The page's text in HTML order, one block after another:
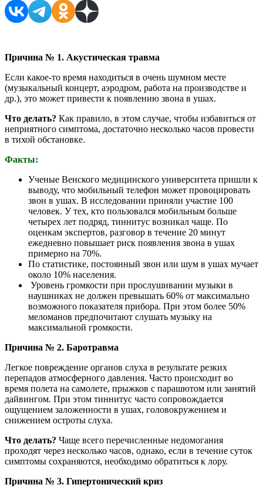
Причина № 1. Акустическая травма
Если какое-то время находиться в очень шумном месте
(музыкальный концерт, аэродром, работа на производстве и
др.), это может привести к появлению звона в ушах.
Что делать? Как правило, в этом случае, чтобы избавиться от
неприятного симптома, достаточно несколько часов провести
в тихой обстановке.
Факты:
Ученые Венского медицинского университета пришли к
выводу, что мобильный телефон может провоцировать
звон в ушах. В исследовании приняли участие 100
человек. У тех, кто пользовался мобильным больше
четырех лет подряд, тиннитус возникал чаще. По
оценкам экспертов, разговор в течение 20 минут
ежедневно повышает риск появления звона в ушах
примерно на 70%.
По статистике, постоянный звон или шум в ушах мучает
около 10% населения.
Уровень громкости при прослушивании музыки в
наушниках не должен превышать 60% от максимально
возможного показателя прибора. При этом более 50%
меломанов предпочитают слушать музыку на
максимальной громкости.
Причина № 2. Баротравма
Легкое повреждение органов слуха в результате резких
перепадов атмосферного давления. Часто происходит во
время полета на самолете, прыжков с парашютом или занятий
дайвингом. При этом тиннитус часто сопровождается
ощущением заложенности в ушах, головокружением и
снижением остроты слуха.
Что делать? Чаще всего перечисленные недомогания
проходят через несколько часов, однако, если в течение суток
симптомы сохраняются, необходимо обратиться к лору.
Причина № 3. Гипертонический криз